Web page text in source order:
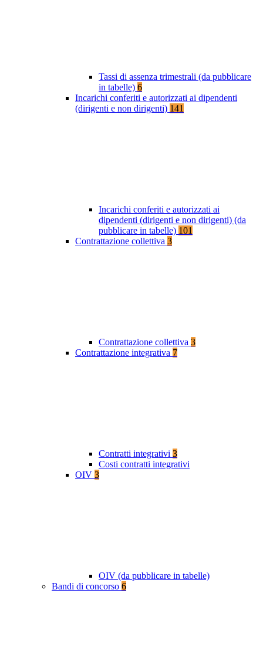
Tassi di assenza trimestrali (da pubblicare
in tabelle) 6
Incarichi conferiti e autorizzati ai dipendenti
(dirigenti e non dirigenti) 141
Incarichi conferiti e autorizzati ai
dipendenti (dirigenti e non dirigenti) (da
pubblicare in tabelle) 101
Contrattazione collettiva 3
Contrattazione collettiva 3
Contrattazione integrativa 7
Contratti integrativi 3
Costi contratti integrativi
OIV 3
OIV (da pubblicare in tabelle)
Bandi di concorso 6